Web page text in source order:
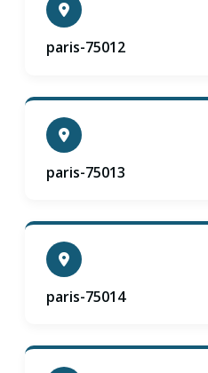
paris-75012
paris-75013
paris-75014